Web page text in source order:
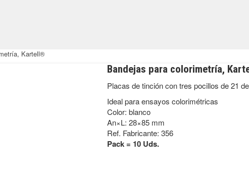
Kartell®
Bandejas para colorimetría,
Placas de tinción con tres pocillos de 21
Ideal para ensayos colorimétricas
Color: blanco
An×L: 28×85 mm
Ref. Fabricante: 356
Pack = 10 Uds.